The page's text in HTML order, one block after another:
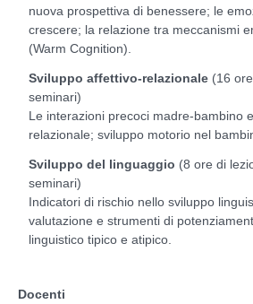
nuova prospettiva di benessere; le
crescere; la relazione tra meccanismi
(Warm Cognition).
Sviluppo affettivo-relazionale (16
seminari)
Le interazioni precoci madre-bambino
relazionale; sviluppo motorio nel
Sviluppo del linguaggio (8 ore di
seminari)
Indicatori di rischio nello sviluppo
valutazione e strumenti di
linguistico tipico e atipico.
Docenti